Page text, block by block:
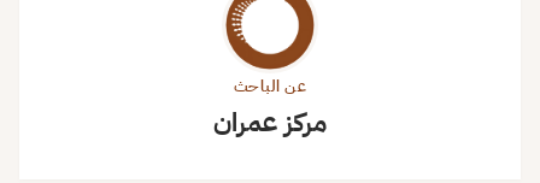
عن الباحث
مركز عمران